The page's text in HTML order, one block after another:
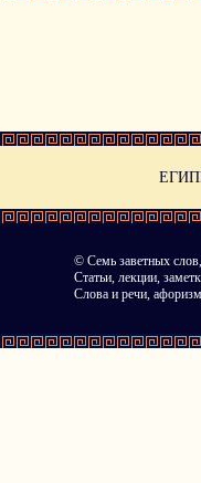
© Семь заветных слов
Статьи, лекции,
Слова и речи,